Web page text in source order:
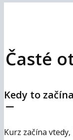
Časté
Kedy to
Kurz začína